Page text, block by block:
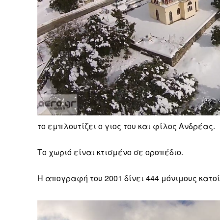
Δεν μπορούν όλοι να
Αν βρίσκεσαι σε
παραμένει προσβάσιμη
Αν όμως μπορείς,
Η στήριξή σου
Επίλεξε σήμερα να
το εμπλουτίζει ο γιoς του και φίλος Ανδρέας.
Το χωριό είναι κτισμένο σε οροπέδιο.
Η απογραφή του 2001 δίνει 444 μόνιμους